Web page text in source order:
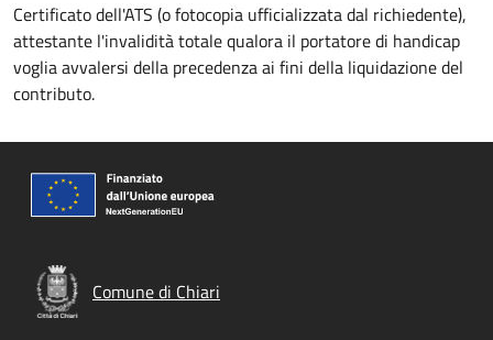
Certificato dell'ATS (o fotocopia ufficializzata dal richiedente),
attestante l'invalidità totale qualora il portatore di handicap
voglia avvalersi della precedenza ai fini della liquidazione del
contributo.
Comune di Chiari